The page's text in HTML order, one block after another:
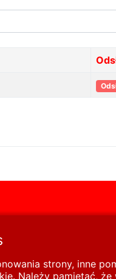
strony, inne
Należy pamiętać,